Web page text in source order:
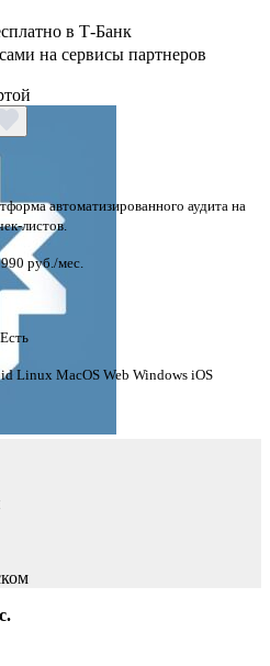
в Т-Банк
на сервисы партнеров
автоматизированного аудита на
листов.
руб./мес.
Есть
Linux MacOS Web Windows iOS